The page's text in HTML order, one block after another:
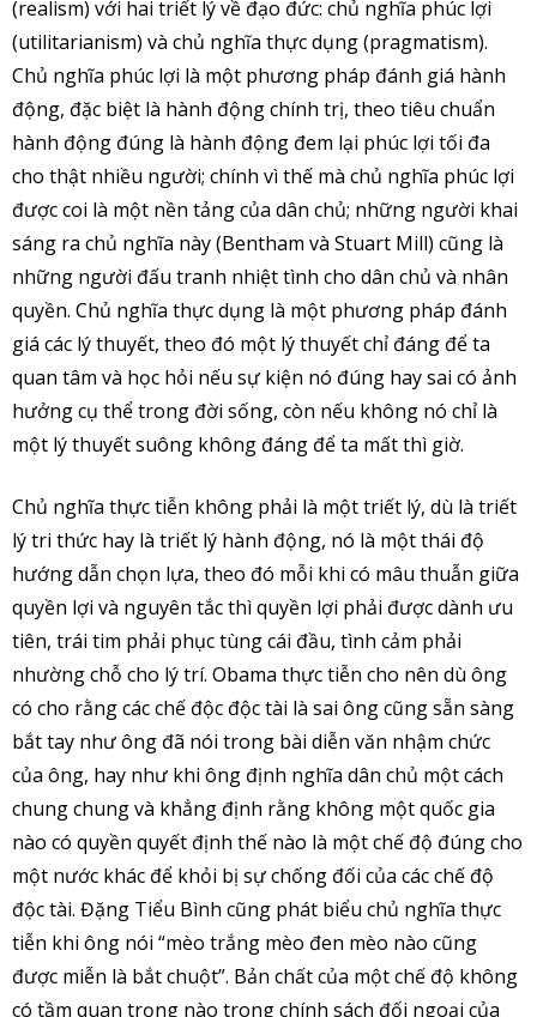
(realism) với hai triết lý về đạo đức: chủ nghĩa phúc lợi
(utilitarianism) và chủ nghĩa thực dụng (pragmatism).
Chủ nghĩa phúc lợi là một phương pháp đánh giá hành
động, đặc biệt là hành động chính trị, theo tiêu chuẩn
hành động đúng là hành động đem lại phúc lợi tối đa
cho thật nhiều người; chính vì thế mà chủ nghĩa phúc lợi
được coi là một nền tảng của dân chủ; những người khai
sáng ra chủ nghĩa này (Bentham và Stuart Mill) cũng là
những người đấu tranh nhiệt tình cho dân chủ và nhân
quyền. Chủ nghĩa thực dụng là một phương pháp đánh
giá các lý thuyết, theo đó một lý thuyết chỉ đáng để ta
quan tâm và học hỏi nếu sự kiện nó đúng hay sai có ảnh
hưởng cụ thể trong đời sống, còn nếu không nó chỉ là
một lý thuyết suông không đáng để ta mất thì giờ.
Chủ nghĩa thực tiễn không phải là một triết lý, dù là triết
lý tri thức hay là triết lý hành động, nó là một thái độ
hướng dẫn chọn lựa, theo đó mỗi khi có mâu thuẫn giữa
quyền lợi và nguyên tắc thì quyền lợi phải được dành ưu
tiên, trái tim phải phục tùng cái đầu, tình cảm phải
nhường chỗ cho lý trí. Obama thực tiễn cho nên dù ông
có cho rằng các chế độc độc tài là sai ông cũng sẵn sàng
bắt tay như ông đã nói trong bài diễn văn nhậm chức
của ông, hay như khi ông định nghĩa dân chủ một cách
chung chung và khẳng định rằng không một quốc gia
nào có quyền quyết định thế nào là một chế độ đúng cho
một nước khác để khỏi bị sự chống đối của các chế độ
độc tài. Đặng Tiểu Bình cũng phát biểu chủ nghĩa thực
tiễn khi ông nói “mèo trắng mèo đen mèo nào cũng
được miễn là bắt chuột”. Bản chất của một chế độ không
có tầm quan trọng nào trong chính sách đối ngoại của